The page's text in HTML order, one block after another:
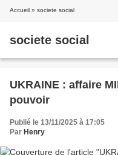
Accueil » societe social
societe social
UKRAINE : affaire
pouvoir
Publié le 13/11/2025 à 17:05
Par Henry